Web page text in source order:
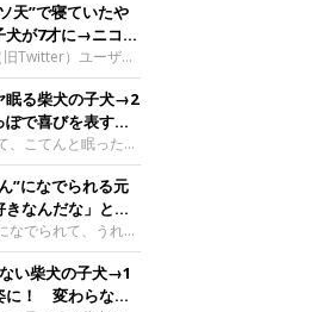
天”で寝ていたや
犬が7才に→ニコニ
”が魅力のコに成
Twitter）ユーザー
さんの愛犬でウェル
ブロークの神楽ちゃ
なるという神楽ちゃ
んな子犬時代を過ご
回は、神楽ちゃんの
返ります！神楽ち
た！お迎えから数
影時生後2カ月）＠
お迎え当初の神楽
えてください。飼
から“ヘソ天”で寝
眠る柴犬の子犬→2
で喜びを表すコ
、こてんと眠った子
情や行動にさまざ
になりました。遊
のなっちゃん遊び
ん。@Pkndg_紹介
）ユーザー
なっちゃん（取材
。こちらの写真
”になでられる元
なんだな」と感
なでられて、うれし
保護犬。甘えるよう
までほっこりしま
ん”に甘える小次郎
い柴犬の子犬→1
に！ 変わらない